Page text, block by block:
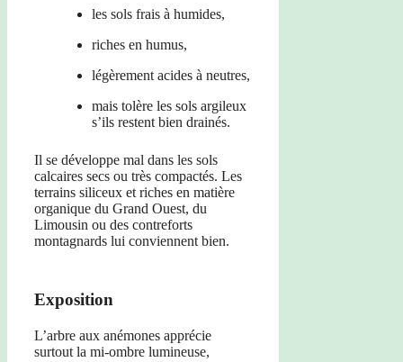
les sols frais à humides,
riches en humus,
légèrement acides à neutres,
mais tolère les sols argileux
s’ils restent bien drainés.
Il se développe mal dans les sols
calcaires secs ou très compactés. Les
terrains siliceux et riches en matière
organique du Grand Ouest, du
Limousin ou des contreforts
montagnards lui conviennent bien.
Exposition
L’arbre aux anémones apprécie
surtout la mi-ombre lumineuse,